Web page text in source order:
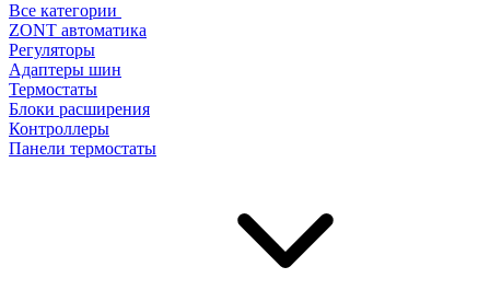
Все категории
ZONT автоматика
Регуляторы
Адаптеры шин
Термостаты
Блоки расширения
Контроллеры
Панели термостаты